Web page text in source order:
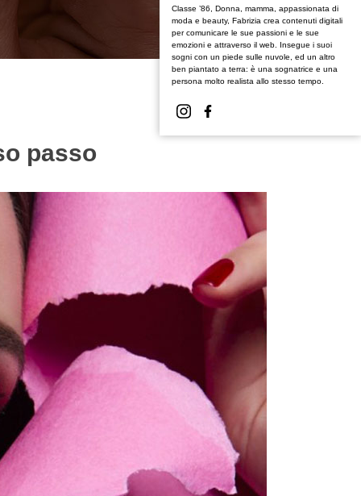
passo
Classe ’86, Donna, mamma, appassionata di
moda e beauty, Fabrizia crea contenuti digitali
per comunicare le sue passioni e le sue
emozioni e attraverso il web. Insegue i suoi
sogni con un piede sulle nuvole, ed un altro
ben piantato a terra: è una sognatrice e una
persona molto realista allo stesso tempo.